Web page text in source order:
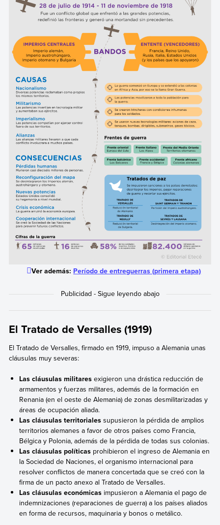
Ver además: Período de entreguerras (primera etapa)
El Tratado de Versalles (1919)
El Tratado de Versalles, firmado en 1919, impuso a Alemania unas
cláusulas muy severas:
Las cláusulas militares exigieron una drástica reducción de
armamentos y fuerzas militares, además de la formación en
Renania (en el oeste de Alemania) de zonas desmilitarizadas y
áreas de ocupación aliada.
Las cláusulas territoriales supusieron la pérdida de amplios
territorios alemanes a favor de otros países como Francia,
Bélgica y Polonia, además de la pérdida de todas sus colonias.
Las cláusulas políticas prohibieron el ingreso de Alemania en
la Sociedad de Naciones, el organismo internacional para
resolver conflictos de manera concertada que se creó con la
firma de un pacto anexo al Tratado de Versalles.
Las cláusulas económicas impusieron a Alemania el pago de
indemnizaciones (reparaciones de guerra) a los países aliados
en forma de recursos, maquinaria y bonos o metálico.